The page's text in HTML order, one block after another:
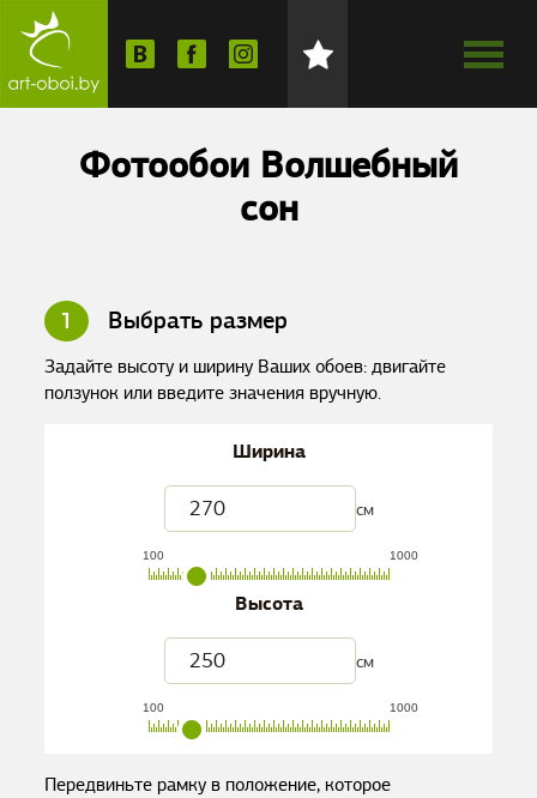
Фотообои Волшебный
сон
1 Выбрать размер
Задайте высоту и ширину Ваших обоев: двигайте
ползунок или введите значения вручную.
Ширина
см
100 1000
Высота
см
100 1000
Передвиньте рамку в положение, которое